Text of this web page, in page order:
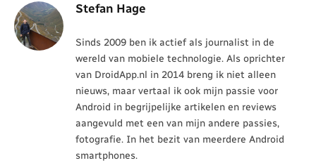
Stefan Hage
Sinds 2009 ben ik actief als journalist in de
wereld van mobiele technologie. Als oprichter
van DroidApp.nl in 2014 breng ik niet alleen
nieuws, maar vertaal ik ook mijn passie voor
Android in begrijpelijke artikelen en reviews
aangevuld met een van mijn andere passies,
fotografie. In het bezit van meerdere Android
smartphones.